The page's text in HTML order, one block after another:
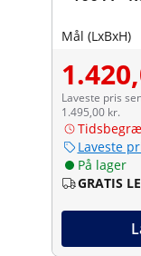
Mål (LxBxH)
Laveste pris
1.495,00 kr.
Laveste
På lager
GRATIS